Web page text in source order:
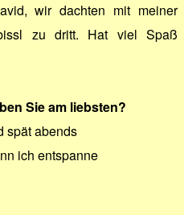
wir dachten mit meiner
zu dritt. Hat viel Spaß
Sie am liebsten?
spät abends
ich entspanne